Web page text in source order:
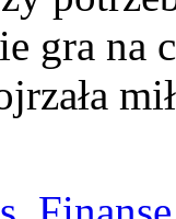
gra na